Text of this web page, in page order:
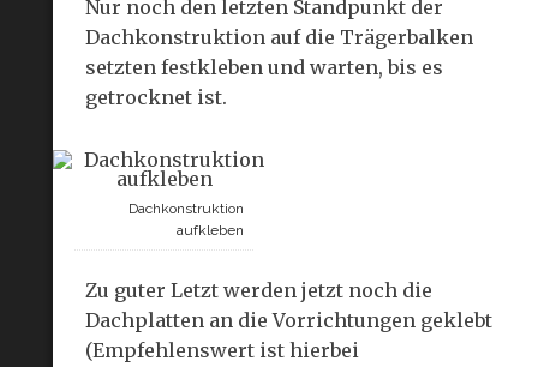
Nur noch den letzten Standpunkt der
Dachkonstruktion auf die Trägerbalken
setzten festkleben und warten, bis es
getrocknet ist.
Dachkonstruktion
aufkleben
Zu guter Letzt werden jetzt noch die
Dachplatten an die Vorrichtungen geklebt
(Empfehlenswert ist hierbei